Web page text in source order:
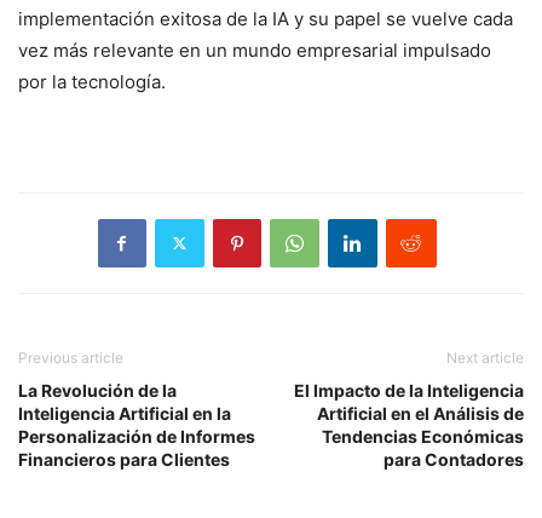
implementación exitosa de la IA y su papel se vuelve cada
vez más relevante en un mundo empresarial impulsado
por la tecnología.
Previous article
La Revolución de la
Inteligencia Artificial en la
Personalización de Informes
Financieros para Clientes
Next article
El Impacto de la Inteligencia
Artificial en el Análisis de
Tendencias Económicas
para Contadores